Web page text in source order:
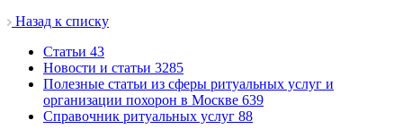
Назад к списку
Cтатьи 43
Новости и статьи 3285
Полезные статьи из сферы ритуальных услуг и
организации похорон в Москве 639
Справочник ритуальных услуг 88